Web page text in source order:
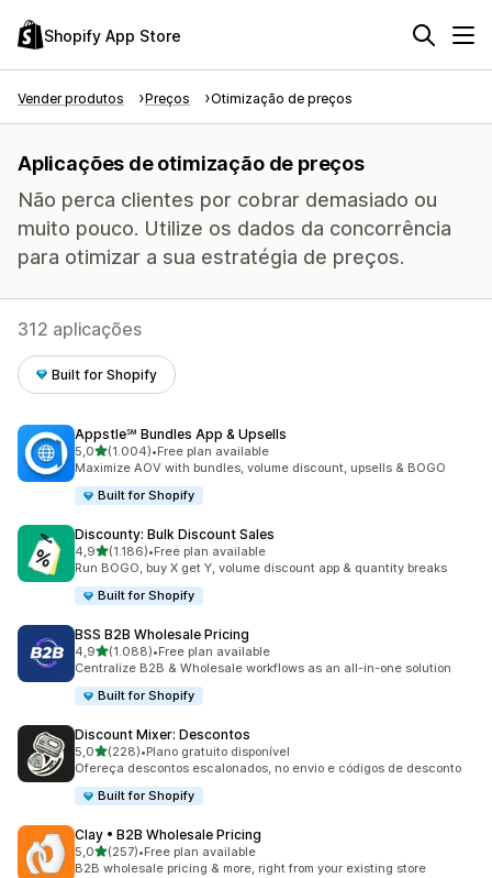
Shopify App Store
Vender produtos Preços Otimização de preços
Aplicações de otimização de preços
Não perca clientes por cobrar demasiado ou
muito pouco. Utilize os dados da concorrência
para otimizar a sua estratégia de preços.
312 aplicações
Built for Shopify
Appstle℠ Bundles App & Upsells
5,0de 5 estrelas
(1.004)
1004 total de avaliações
•Free plan available
Maximize AOV with bundles, volume discount, upsells & BOGO
Built for Shopify
Discounty: Bulk Discount Sales
4,9de 5 estrelas
(1.186)
1186 total de avaliações
•Free plan available
Run BOGO, buy X get Y, volume discount app & quantity breaks
Built for Shopify
BSS B2B Wholesale Pricing
4,9de 5 estrelas
(1.088)
1088 total de avaliações
•Free plan available
Centralize B2B & Wholesale workflows as an all-in-one solution
Built for Shopify
Discount Mixer: Descontos
5,0de 5 estrelas
(228)
228 total de avaliações
•Plano gratuito disponível
Ofereça descontos escalonados, no envio e códigos de desconto
Built for Shopify
Clay • B2B Wholesale Pricing
5,0de 5 estrelas
(257)
257 total de avaliações
•Free plan available
B2B wholesale pricing & more, right from your existing store